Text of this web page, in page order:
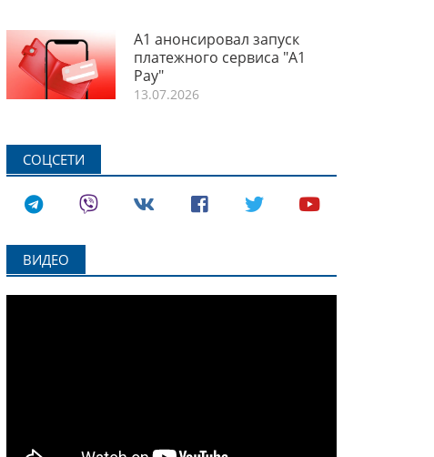
А1 анонсировал запуск
платежного сервиса "A1
Pay"
13.07.2026
СОЦСЕТИ
ВИДЕО